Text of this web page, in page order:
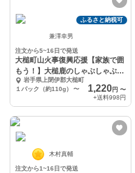
ふるさと納税可
兼澤幸男
注文から5~16日で発送
大槌町山火事復興応援【家族で囲
もう！】大槌鹿のしゃぶしゃぶ
（鹿モモ肉）
岩手県上閉伊郡大槌町
１パック（約110g）
〜 1,220円 〜
+送料998円
木村真輔
注文から1~16日で発送